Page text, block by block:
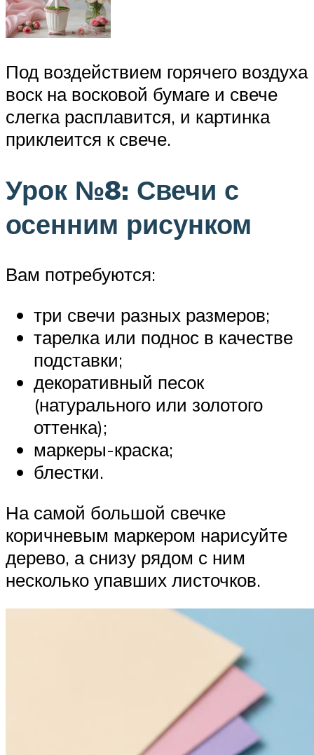
Под воздействием горячего воздуха
воск на восковой бумаге и свече
слегка расплавится, и картинка
приклеится к свече.
Урок №8: Свечи с
осенним рисунком
Вам потребуются:
три свечи разных размеров;
тарелка или поднос в качестве
подставки;
декоративный песок
(натурального или золотого
оттенка);
маркеры-краска;
блестки.
На самой большой свечке
коричневым маркером нарисуйте
дерево, а снизу рядом с ним
несколько упавших листочков.